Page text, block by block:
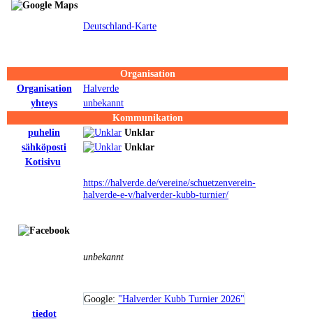
Deutschland-Karte
Organisation
Organisation
Halverde
yhteys
unbekannt
Kommunikation
puhelin
Unklar
sähköposti
Unklar
Kotisivu
https://halverde.de/vereine/schuetzenverein-
halverde-e-v/halverder-kubb-turnier/
unbekannt
Google: "Halverder Kubb Turnier 2026"
tiedot